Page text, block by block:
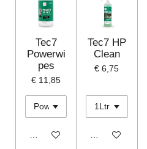
Tec7
Powerwi
pes
€ 11,85
In winkelwagen
Tec7 HP
Clean
€ 6,75
In winkelwagen